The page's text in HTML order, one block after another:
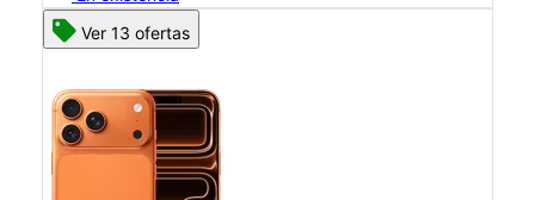
Ver 13 ofertas